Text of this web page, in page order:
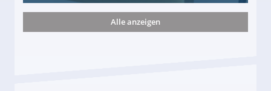
und wie viel?
Alle anzeigen